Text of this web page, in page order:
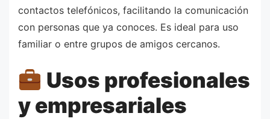
contactos telefónicos, facilitando la comunicación
con personas que ya conoces. Es ideal para uso
familiar o entre grupos de amigos cercanos.
Usos profesionales
y empresariales